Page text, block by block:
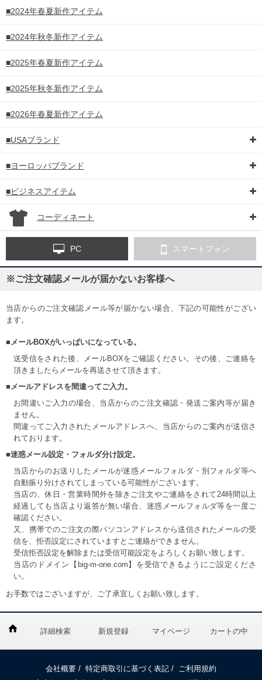
■2024年春夏新作アイテム
■2024年秋冬新作アイテム
■2025年春夏新作アイテム
■2025年秋冬新作アイテム
■2026年春夏新作アイテム
■USAブランド
■ヨーロッパブランド
■ビジネスアイテム
コーディネート
PC スマートフォン
※ご注文確認メールが届かないお客様へ
当店からのご注文確認メール等が届かない場合、下記の可能性がござい
ます。
■メールBOXがいっぱいになっている。
送受信をされた後、メールBOXをご確認ください。その後、ご連絡を
頂きましたらメールを再送させて頂きます。
■メールアドレスを間違ってご入力。
お間違いご入力の場合、当店からのご注文確認・発送ご案内等が届き
ません。
間違ってご入力されたメールアドレスへ、当店からのご案内が送信さ
れております。
■迷惑メール設定・フォルダ分け設定。
当店からのお送りしたメールが迷惑メールフォルダ・別フォルダ等へ
自動振り分けされてしまっている可能性がございます。
当店の、休日・営業時間外を除きご注文やご連絡をされて24時間以上
経過しても当店より返答が無い場合、迷惑メールフォルダ等を一度ご
確認ください。
又、携帯でのご注文の際パソコンアドレスから送信されたメールの受
信を、拒否設定にされていますとご連絡ができません。
受信拒否設定を解除または受信可能設定をよろしくお願い致します。
当店のドメイン【big-m-one.com】を受信できるようにご設定くださ
い。
お手数ではございますが、ご了承宜しくお願い致します。
詳細検索 新規登録 マイページ カートの中
会社概要 / 特定商取引に基づく表記 /
ご利用規約